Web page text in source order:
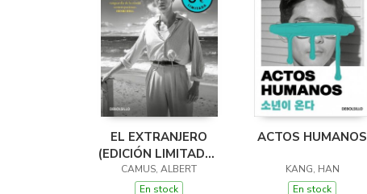
EL EXTRANJERO
(EDICIÓN LIMITADA ·
VERANO)
CAMUS, ALBERT
En stock
ACTOS HUMANOS
KANG, HAN
En stock